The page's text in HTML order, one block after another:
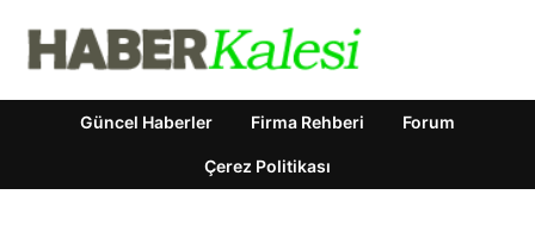
Güncel Haberler Firma Rehberi Forum
Çerez Politikası